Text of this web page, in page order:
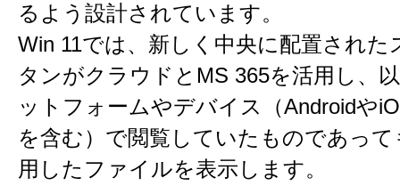
るよう設計されています。
Win 11では、新しく中央に配置された
タンがクラウドとMS 365を活用し、
ットフォームやデバイス（Androidや
を含む）で閲覧していたものであって
用したファイルを表示します。